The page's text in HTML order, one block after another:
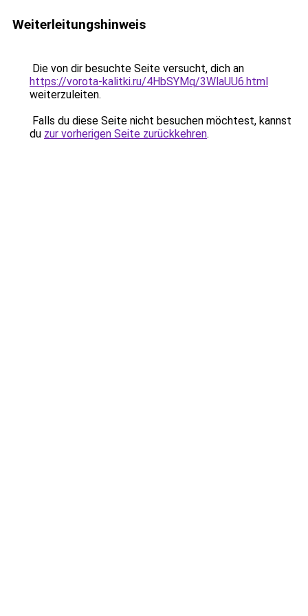
Weiterleitungshinweis
Die von dir besuchte Seite versucht, dich an
https://vorota-kalitki.ru/4HbSYMq/3WlaUU6.html
weiterzuleiten.
Falls du diese Seite nicht besuchen möchtest, kannst
du zur vorherigen Seite zurückkehren.